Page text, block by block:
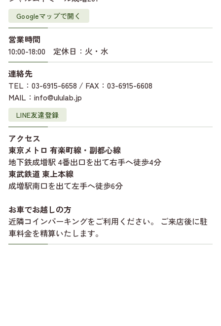
Googleマップで開く
営業時間
10:00-18:00 定休日：火・水
連絡先
TEL：03-6915-6658 / FAX：03-6915-6608
MAIL：info@ululab.jp
LINE友達登録
アクセス
東京メトロ 有楽町線・副都心線
地下鉄成増駅 4番出口を出て右手へ徒歩4分
東武鉄道 東上本線
成増駅南口を出て左手へ徒歩6分
お車でお越しの方
近隣コインパーキングをご利用ください。 ご来店後に駐
車料金を精算いたします。